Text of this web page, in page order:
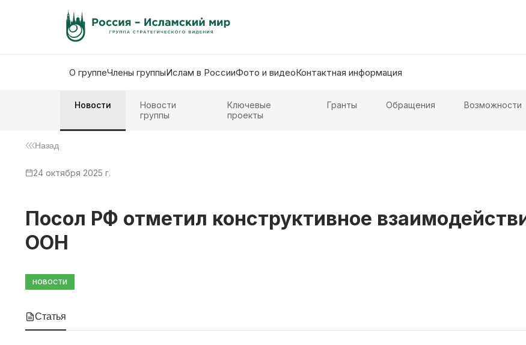
О группеЧлены группыИслам в РоссииФото и видеоКонтактная информация
Новости
Новости
группы
Ключевые
проекты
Гранты Обращения Возможности
Назад
24 октября 2025 г.
Посол РФ отметил конструктивное
ООН
НОВОСТИ
Статья